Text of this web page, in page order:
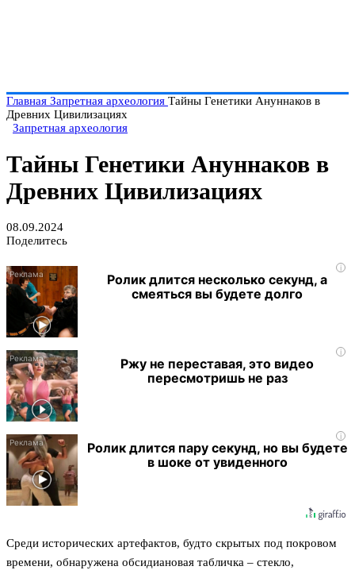
Главная Запретная археология Тайны Генетики Ануннаков в
Древних Цивилизациях
Запретная археология
Тайны Генетики Ануннаков в
Древних Цивилизациях
08.09.2024
Поделитесь
i
Ролик длится несколько секунд, а
смеяться вы будете долго
i
Ржу не переставая, это видео
пересмотришь не раз
i
Ролик длится пару секунд, но вы будете
в шоке от увиденного
Среди исторических артефактов, будто скрытых под покровом
времени, обнаружена обсидиановая табличка – стекло,